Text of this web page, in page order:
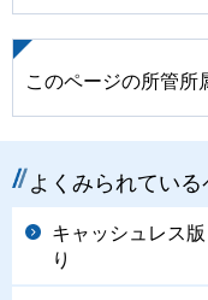
このページの所管所
よくみられている
キャッシュレス
り